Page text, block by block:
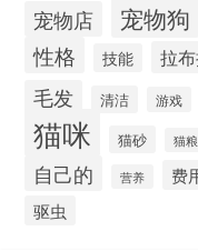
宠物店 宠物狗
性格 技能 拉
毛发 清洁 游戏
猫咪 猫砂 猫粮
自己的 营养 费
驱虫